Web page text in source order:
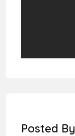
Posted By